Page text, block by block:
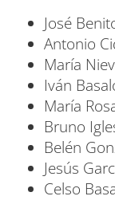
José
Antonio
María
Iván
María
Bruno
Belén
Jesús
Celso